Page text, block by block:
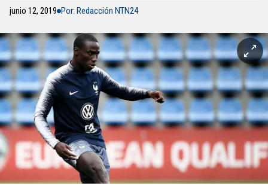
junio 12, 2019 Por: Redacción NTN24